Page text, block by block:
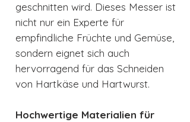
geschnitten wird. Dieses Messer ist
nicht nur ein Experte für
empfindliche Früchte und Gemüse,
sondern eignet sich auch
hervorragend für das Schneiden
von Hartkäse und Hartwurst.
Hochwertige Materialien für